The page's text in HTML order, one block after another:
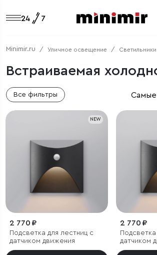
Minimir.ru Уличное освещение Светильники
Встраиваемая
Все фильтры Самые
NEW
2 770 ₽
Подсветка для лестниц с
датчиком движения
2 770 ₽
датчиком